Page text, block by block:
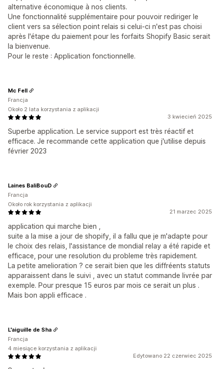
alternative économique à nos clients.
Une fonctionnalité supplémentaire pour pouvoir rediriger le
client vers sa sélection point relais si celui-ci n'est pas choisi
après l'étape du paiement pour les forfaits Shopify Basic serait
la bienvenue.
Pour le reste : Application fonctionnelle.
3 kwiecień 2025
Superbe application. Le service support est très réactif et
efficace. Je recommande cette application que j'utilise depuis
février 2023
Mc Fell
Francja
Około 2 lata korzystania z aplikacji
21 marzec 2025
application qui marche bien ,
suite a la mise a jour de shopify, il a fallu que je m'adapte pour
le choix des relais, l'assistance de mondial relay a été rapide et
efficace, pour une resolution du probleme très rapidement.
La petite amelioration ? ce serait bien que les diffréents statuts
apparaissent dans le suivi , avec un statut commande livrée par
exemple. Pour presque 15 euros par mois ce serait un plus .
Mais bon appli efficace .
Laines BaliBouD
Francja
Około rok korzystania z aplikacji
Edytowano 22 czerwiec 2025
L'aiguille de Sha
Francja
4 miesiące korzystania z aplikacji